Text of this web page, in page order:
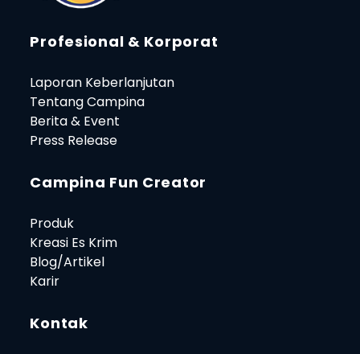
Profesional & Korporat
Laporan Keberlanjutan
Tentang Campina
Berita & Event
Press Release
Campina Fun Creator
Produk
Kreasi Es Krim
Blog/Artikel
Karir
Kontak